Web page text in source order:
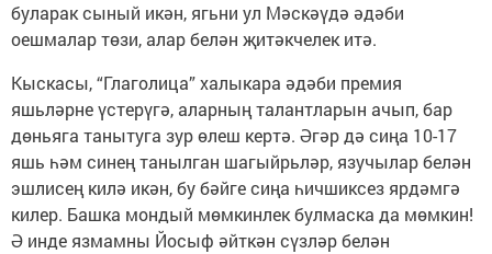
буларак сыный икән, ягьни ул Мәскәүдә әдәби
оешмалар төзи, алар белән җитәкчелек итә.
Кыскасы, “Глаголица” халыкара әдәби премия
яшьләрне үстерүгә, аларның талантларын ачып, бар
дөньяга танытуга зур өлеш кертә. Әгәр дә сиңа 10-17
яшь һәм синең танылган шагыйрьләр, язучылар белән
эшлисең килә икән, бу бәйге сиңа һичшиксез ярдәмгә
килер. Башка мондый мөмкинлек булмаска да мөмкин!
Ә инде язмамны Йосыф әйткән сүзләр белән